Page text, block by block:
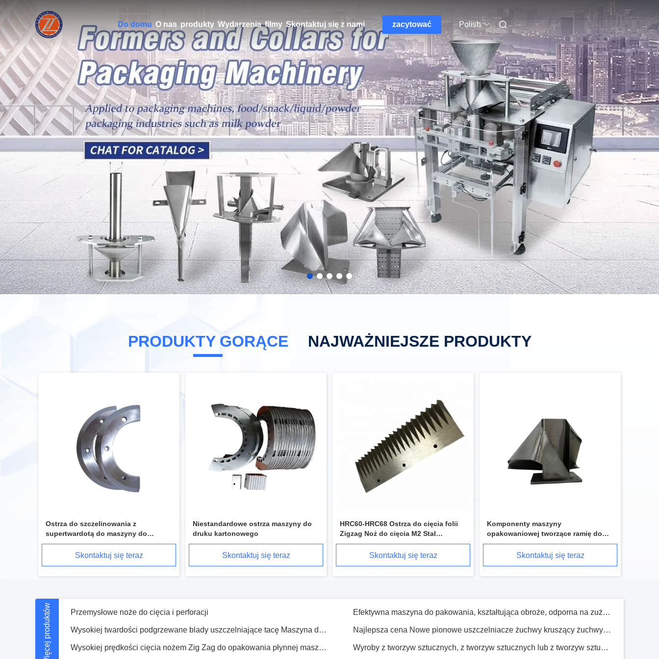
Do domu O nas produkty Wydarzenia filmy Skontaktuj się z nami zacytować Polish
PRODUKTY GORĄCE NAJWAŻNIEJSZE PRODUKTY
Ostrza do szczelinowania z
supertwardotą do maszyny do
szczelinowania kartonu falistego
Skontaktuj się teraz
Niestandardowe ostrza maszyny do
druku kartonowego
Skontaktuj się teraz
HRC60-HRC68 Ostrza do cięcia folii
Zigzag Noż do cięcia M2 Stal
wysokiej prędkości
Skontaktuj się teraz
Komponenty maszyny
opakowaniowej tworzące ramię do
opakowania
Skontaktuj się teraz
Więcej produktów
Włóczniki do opakowań i maszyny
Maszyna do tnienia papieru
Noży do różnych branż w nowym stanie
Wysokiej prędkości cięcia nożem Zig Zag do opakowania płynnej maszyny do różnych gałęzi przemysłu Wyroby z tworzyw sztucznych, z tworzyw sztucznych lub z tworzyw sztucznych
Impulsowy uszczelniacz ciepła Temperatura pracy Włóczniki do opakowań i maszyny
Maszyna do tnienia papieru Nowa kondycja, kawa, mały worek, kwadratowa rurka, poprzedni kołnierz do opakowań do hamburgerów